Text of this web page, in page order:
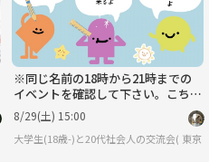
※同じ名前の18時から21時までの
イベントを確認して下さい。こちら
は近いうちに消します。大学生と大
卒20代社会人の交流会
8/29(土) 15:00
大学生(18歳-)と20代社会人の交流会(気軽
東京